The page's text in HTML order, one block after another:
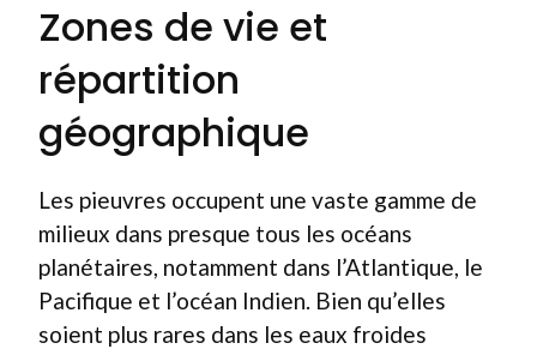
Zones de vie et
répartition
géographique
Les pieuvres occupent une vaste gamme de
milieux dans presque tous les océans
planétaires, notamment dans l’Atlantique, le
Pacifique et l’océan Indien. Bien qu’elles
soient plus rares dans les eaux froides